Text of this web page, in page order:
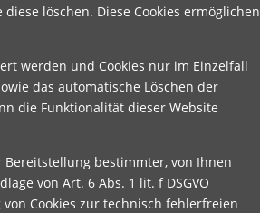
löschen. Diese Cookies ermöglichen
werden und Cookies nur im Einzelfall
das automatische Löschen der
die Funktionalität dieser Website
bestimmter, von Ihnen
von Art. 6 Abs. 1 lit. f DSGVO
Cookies zur technisch fehlerfreien